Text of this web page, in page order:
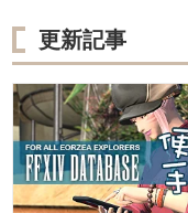
更新記事